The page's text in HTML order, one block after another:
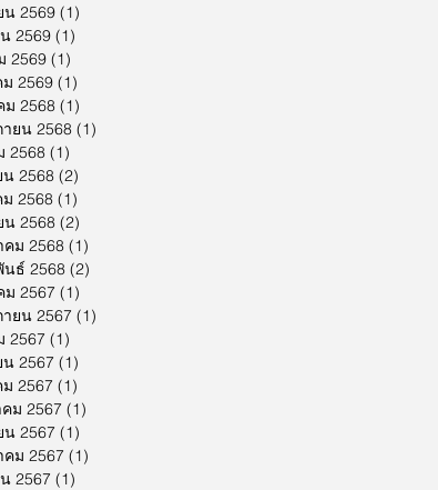
2569 (1)
2569 (1)
2569 (1)
2569 (1)
ม 2568 (1)
ยน 2568 (1)
2568 (1)
2568 (2)
2568 (1)
2568 (2)
ม 2568 (1)
นธ์ 2568 (2)
2567 (1)
ยน 2567 (1)
2567 (1)
2567 (1)
2567 (1)
ม 2567 (1)
2567 (1)
ม 2567 (1)
2567 (1)